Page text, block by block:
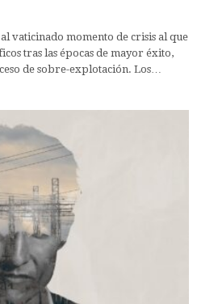
vaticinado momento de crisis al que
tras las épocas de mayor éxito,
de sobre-explotación. Los…